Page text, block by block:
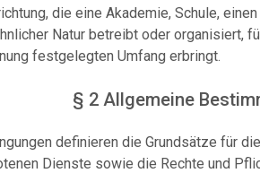
die eine Akademie, Schule,
Natur betreibt oder organisiert,
festgelegten Umfang erbringt.
§ 2 Allgemeine
definieren die Grundsätze für
Dienste sowie die Rechte und